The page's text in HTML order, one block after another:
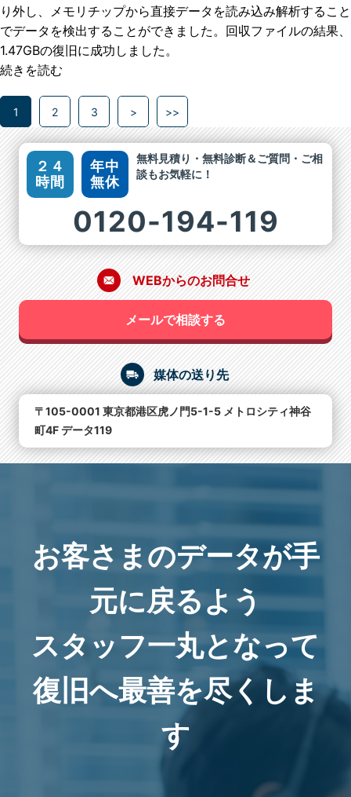
り外し、メモリチップから直接データを読み込み解析すること
でデータを検出することができました。回収ファイルの結果、
1.47GBの復旧に成功しました。
続きを読む
1 2 3 > >>
２４
時間
年中
無休
無料見積り・無料診断＆ご質問・ご相
談もお気軽に！
0120-194-119
WEBからのお問合せ
メールで相談する
媒体の送り先
〒105-0001 東京都港区虎ノ門5-1-5 メトロシティ神谷
町4F データ119
お客さまのデータが手
元に戻るよう
スタッフ一丸となって
復旧へ最善を尽くしま
す